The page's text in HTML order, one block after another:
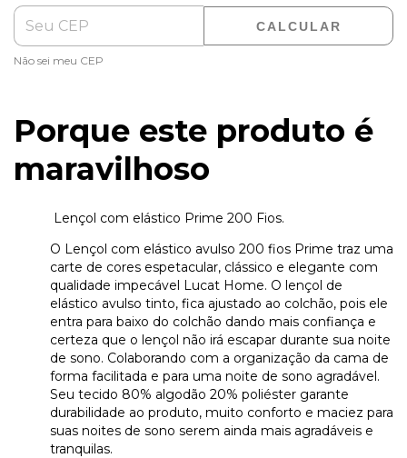
CALCULAR
Não sei meu CEP
Porque este produto é
maravilhoso
Lençol com elástico Prime 200 Fios.
O Lençol com elástico avulso 200 fios Prime traz uma
carte de cores espetacular, clássico e elegante com
qualidade impecável Lucat Home. O lençol de
elástico avulso tinto, fica ajustado ao colchão, pois ele
entra para baixo do colchão dando mais confiança e
certeza que o lençol não irá escapar durante sua noite
de sono. Colaborando com a organização da cama de
forma facilitada e para uma noite de sono agradável.
Seu tecido 80% algodão 20% poliéster garante
durabilidade ao produto, muito conforto e maciez para
suas noites de sono serem ainda mais agradáveis e
tranquilas.